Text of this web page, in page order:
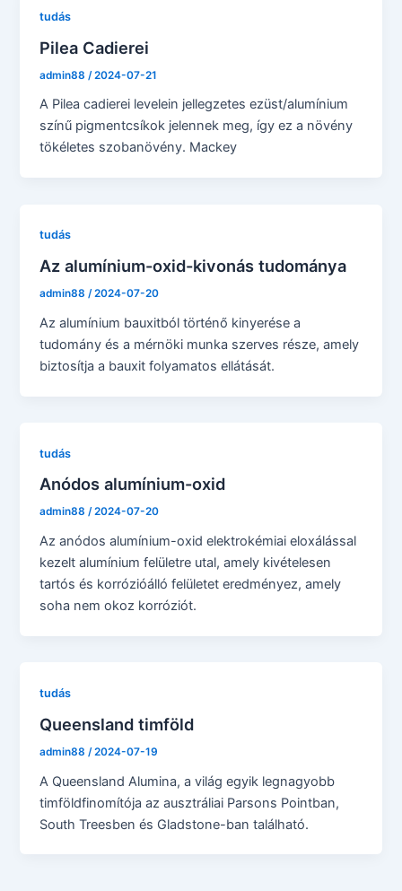
tudás
Pilea Cadierei
admin88 /2024-07-21
A Pilea cadierei levelein jellegzetes ezüst/alumínium
színű pigmentcsíkok jelennek meg, így ez a növény
tökéletes szobanövény. Mackey
tudás
Az alumínium-oxid-kivonás tudománya
admin88/2024-07-20
Az alumínium bauxitból történő kinyerése a
tudomány és a mérnöki munka szerves része, amely
biztosítja a bauxit folyamatos ellátását.
tudás
Anódos alumínium-oxid
admin88/2024-07-20
Az anódos alumínium-oxid elektrokémiai eloxálással
kezelt alumínium felületre utal, amely kivételesen
tartós és korrózióálló felületet eredményez, amely
soha nem okoz korróziót.
tudás
Queensland timföld
admin88 /2024-07-19
A Queensland Alumina, a világ egyik legnagyobb
timföldfinomítója az ausztráliai Parsons Pointban,
South Treesben és Gladstone-ban található.